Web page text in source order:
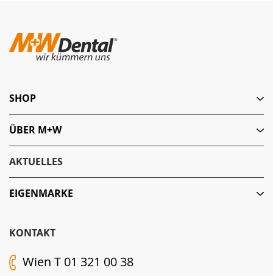
KONTAKT
Wien T 01 321 00 38
SHOP
ÜBER M+W
AKTUELLES
EIGENMARKE